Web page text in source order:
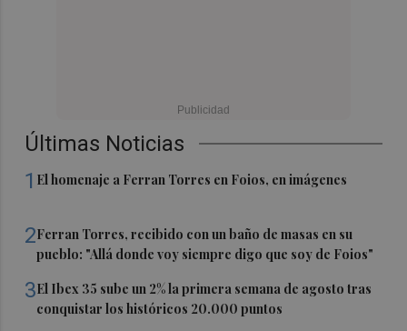
Últimas Noticias
1 El homenaje a Ferran Torres en Foios, en imágenes
2Ferran Torres, recibido con un baño de masas en su
pueblo: "Allá donde voy siempre digo que soy de Foios"
3El Ibex 35 sube un 2% la primera semana de agosto tras
conquistar los históricos 20.000 puntos